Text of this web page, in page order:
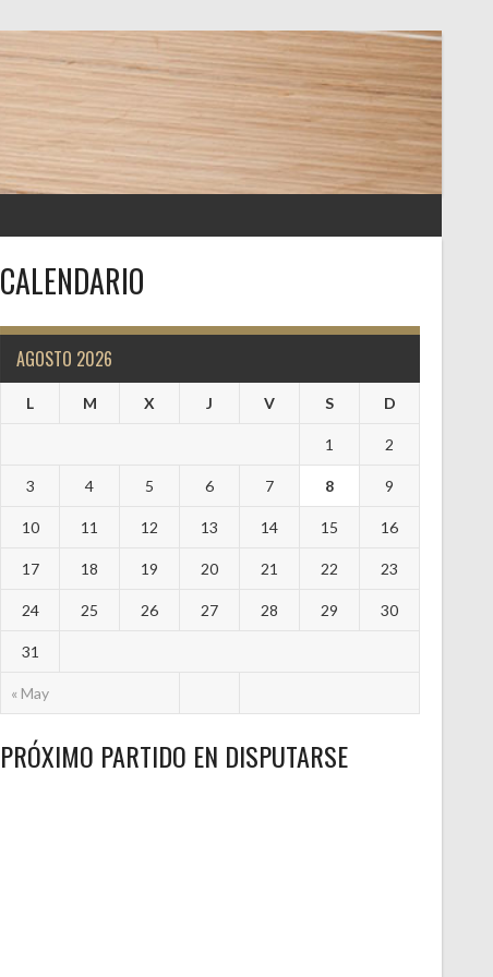
CALENDARIO
AGOSTO 2026
L M X J V S D
« May
1 2
3 4 5 6 7 8 9
10 11 12 13 14 15 16
17 18 19 20 21 22 23
24 25 26 27 28 29 30
31
PRÓXIMO PARTIDO EN DISPUTARSE